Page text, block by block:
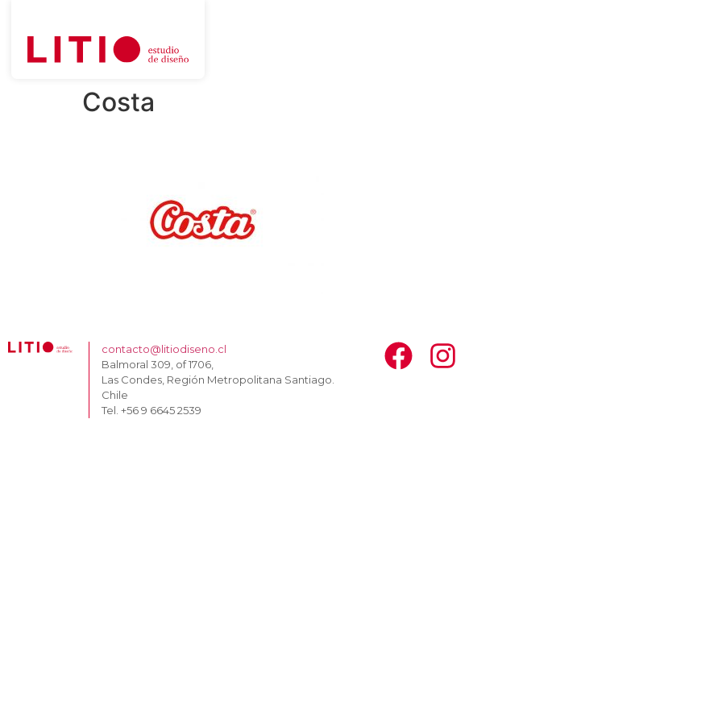
Costa
contacto@litiodiseno.cl
Balmoral 309, of 1706,
Las Condes, Región Metropolitana Santiago.
Chile
Tel. +56 9 6645 2539